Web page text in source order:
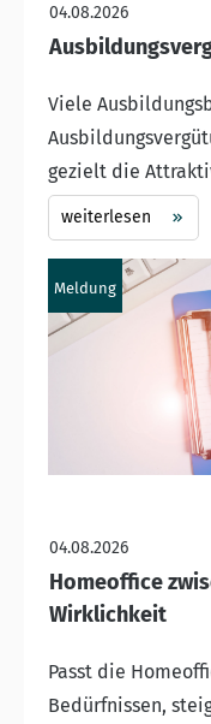
04.08.2026
Viele
gezielt die
weiterlesen
Meldung
04.08.2026
Homeoffice
Wirklichkeit
Passt die
Bedürfnissen,